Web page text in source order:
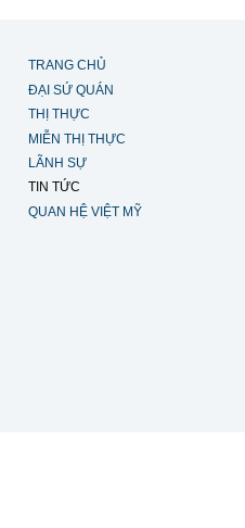
TRANG CHỦ
ĐẠI SỨ QUÁN
THỊ THỰC
MIỄN THỊ THỰC
LÃNH SỰ
TIN TỨC
QUAN HỆ VIỆT MỸ